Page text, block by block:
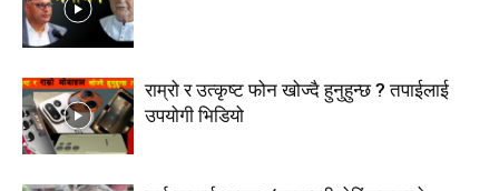
राम्रो र उत्कृष्ट फोन खोज्दै हुनुहुन्छ ? तपाईलाई
उपयोगी भिडियो